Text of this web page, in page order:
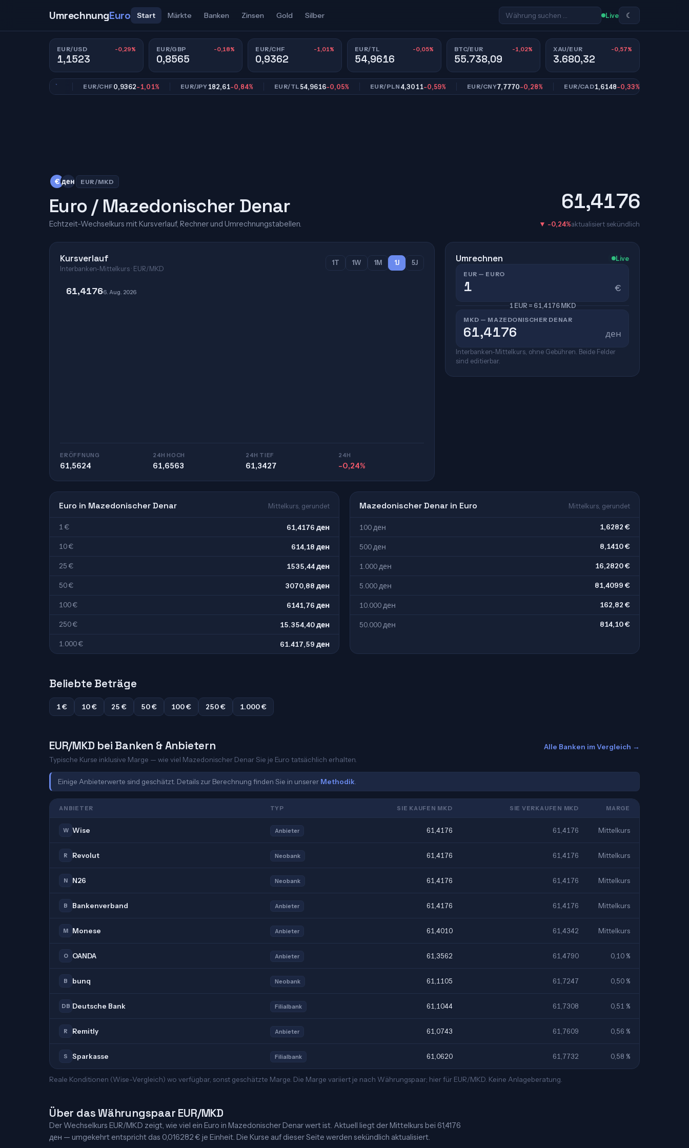
UmrechnungEuro Start Märkte Banken Zinsen Gold Silber Live ☾
EUR/USD -0,29%
1,1523
EUR/GBP -0,18%
0,8565
EUR/CHF -1,01%
0,9362
EUR/TL -0,05%
54,9616
BTC/EUR -1,02%
55.738,09
XAU/EUR -0,57%
3.680,32
EUR/CHF0,9362-1,01% EUR/JPY 182,61-0,84% EUR/TL54,9616-0,05% EUR/PLN4,3011-0,59% EUR/CNY7,7770-0,28% EUR/CAD1,6148-0,33%
€ ден EUR/MKD
Euro / Mazedonischer Denar
Echtzeit-Wechselkurs mit Kursverlauf, Rechner und Umrechnungstabellen.
61,4176
▼ -0,24%aktualisiert sekündlich
Kursverlauf
Interbanken-Mittelkurs · EUR/MKD
1T 1W 1M 1J 5J
61,41766. Aug. 2026
ERÖFFNUNG
61,5624
24H HOCH
61,6563
24H TIEF
61,3427
24H
-0,24%
Umrechnen Live
EUR — EURO
€
1 EUR = 61,4176 MKD
MKD — MAZEDONISCHER DENAR
ден
Interbanken-Mittelkurs, ohne Gebühren. Beide Felder
sind editierbar.
Euro in Mazedonischer Denar Mittelkurs, gerundet
1 € 61,4176 ден
10 € 614,18 ден
25 € 1535,44 ден
50 € 3070,88 ден
100 € 6141,76 ден
250 € 15.354,40 ден
1.000 € 61.417,59 ден
Mazedonischer Denar in Euro Mittelkurs, gerundet
100 ден 1,6282 €
500 ден 8,1410 €
1.000 ден 16,2820 €
5.000 ден 81,4099 €
10.000 ден 162,82 €
50.000 ден 814,10 €
Beliebte Beträge
1 € 10 € 25 € 50 € 100 € 250 € 1.000 €
EUR/MKD bei Banken & Anbietern
Typische Kurse inklusive Marge — wie viel Mazedonischer Denar Sie je Euro tatsächlich erhalten.
Alle Banken im Vergleich →
Einige Anbieterwerte sind geschätzt. Details zur Berechnung finden Sie in unserer Methodik
ANBIETER TYP SIE KAUFEN MKD SIE VERKAUFEN MKD MARGE
W Wise Anbieter 61,4176 61,4176 Mittelkurs
R Revolut Neobank 61,4176 61,4176 Mittelkurs
N N26 Neobank 61,4176 61,4176 Mittelkurs
B Bankenverband Anbieter 61,4176 61,4176 Mittelkurs
M Monese Anbieter 61,4010 61,4342 Mittelkurs
O OANDA Anbieter 61,3562 61,4790 0,10 %
B bunq Neobank 61,1105 61,7247 0,50 %
DB Deutsche Bank Filialbank 61,1044 61,7308 0,51 %
R Remitly Anbieter 61,0743 61,7609 0,56 %
S Sparkasse Filialbank 61,0620 61,7732 0,58 %
Reale Konditionen (Wise-Vergleich) wo verfügbar, sonst geschätzte Marge. Die Marge variiert je nach Währungspaar; hier für EUR/MKD. Keine Anlageberatung.
Über das Währungspaar EUR/MKD
Der Wechselkurs EUR/MKD zeigt, wie viel ein Euro in Mazedonischer Denar wert ist. Aktuell liegt der Mittelkurs bei 61,4176
ден — umgekehrt entspricht das 0,016282 € je Einheit. Die Kurse auf dieser Seite werden sekündlich aktualisiert.